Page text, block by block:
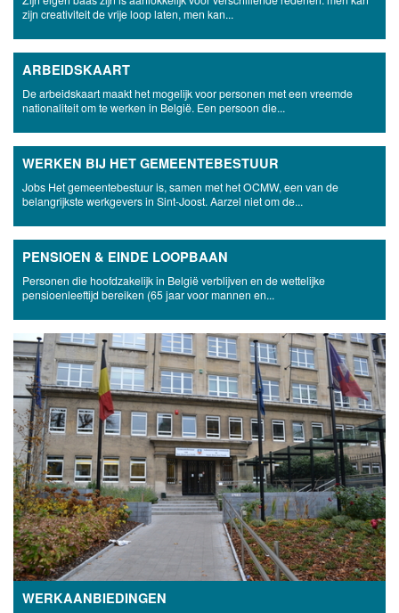
zijn creativiteit de vrije loop laten, men kan...
ARBEIDSKAART
De arbeidskaart maakt het mogelijk voor personen met een vreemde
nationaliteit om te werken in België. Een persoon die...
WERKEN BIJ HET GEMEENTEBESTUUR
Jobs Het gemeentebestuur is, samen met het OCMW, een van de
belangrijkste werkgevers in Sint-Joost. Aarzel niet om de...
PENSIOEN & EINDE LOOPBAAN
Personen die hoofdzakelijk in België verblijven en de wettelijke
pensioenleeftijd bereiken (65 jaar voor mannen en...
WERKAANBIEDINGEN